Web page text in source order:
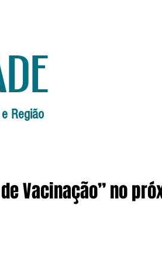
Região
Vacinação” no